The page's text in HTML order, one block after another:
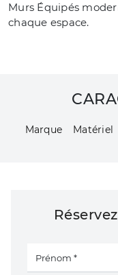
Murs Équipés
chaque espace.
Marque Matériel